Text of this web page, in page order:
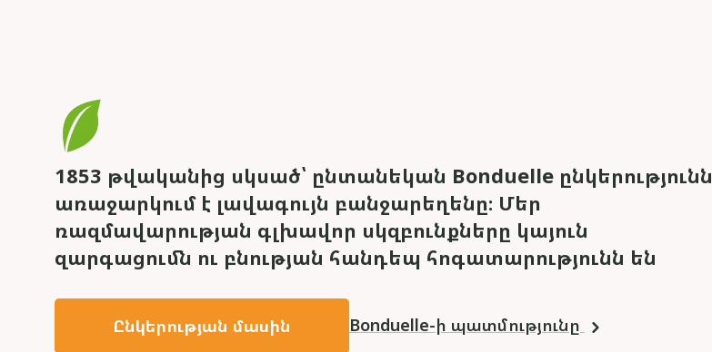
1853 թվականից սկսած՝ ընտանեկան Bonduelle ընկերությունն
առաջարկում է լավագույն բանջարեղենը։ Մեր
ռազմավարության գլխավոր սկզբունքները կայուն
զարգացումն ու բնության հանդեպ հոգատարությունն են
Ընկերության մասին Bonduelle-ի պատմությունը